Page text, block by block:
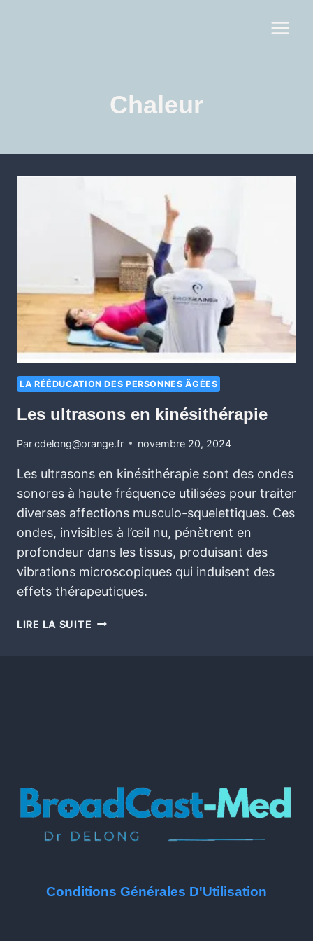
Chaleur
LA RÉÉDUCATION DES PERSONNES ÂGÉES
Les ultrasons en kinésithérapie
Parcdelong@orange.fr novembre 20, 2024
Les ultrasons en kinésithérapie sont des ondes
sonores à haute fréquence utilisées pour traiter
diverses affections musculo-squelettiques. Ces
ondes, invisibles à l’œil nu, pénètrent en
profondeur dans les tissus, produisant des
vibrations microscopiques qui induisent des
effets thérapeutiques.
LIRE LA SUITE
Conditions Générales D'Utilisation